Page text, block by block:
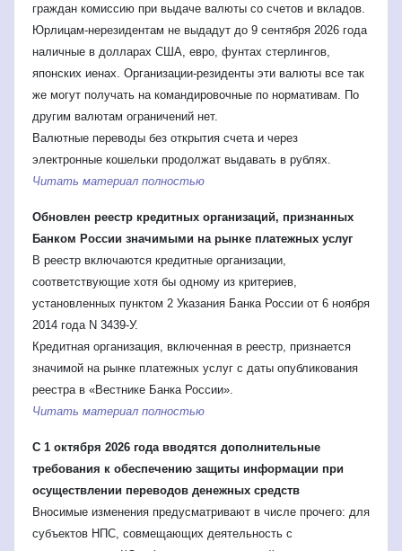
граждан комиссию при выдаче валюты со счетов и вкладов.
Юрлицам-нерезидентам не выдадут до 9 сентября 2026 года
наличные в долларах США, евро, фунтах стерлингов,
японских иенах. Организации-резиденты эти валюты все так
же могут получать на командировочные по нормативам. По
другим валютам ограничений нет.
Валютные переводы без открытия счета и через
электронные кошельки продолжат выдавать в рублях.
Читать материал полностью
Обновлен реестр кредитных организаций, признанных
Банком России значимыми на рынке платежных услуг
В реестр включаются кредитные организации,
соответствующие хотя бы одному из критериев,
установленных пунктом 2 Указания Банка России от 6 ноября
2014 года N 3439-У.
Кредитная организация, включенная в реестр, признается
значимой на рынке платежных услуг с даты опубликования
реестра в «Вестнике Банка России».
Читать материал полностью
С 1 октября 2026 года вводятся дополнительные
требования к обеспечению защиты информации при
осуществлении переводов денежных средств
Вносимые изменения предусматривают в числе прочего: для
субъектов НПС, совмещающих деятельность с